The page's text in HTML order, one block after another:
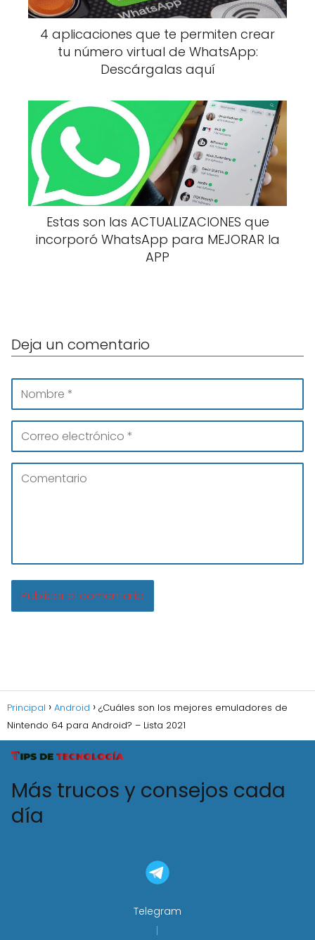
4 aplicaciones que te permiten crear
tu número virtual de WhatsApp:
Descárgalas aquí
Estas son las ACTUALIZACIONES que
incorporó WhatsApp para MEJORAR la
APP
Deja un comentario
Principal Android
¿Cuáles son los mejores emuladores de
Nintendo 64 para Android? – Lista 2021
Más trucos y consejos cada
día
Telegram